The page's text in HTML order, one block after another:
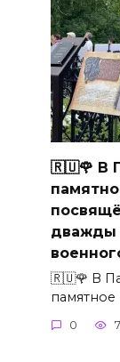
🇷🇺🌹 В
дважды
🇷🇺🌹 В
0